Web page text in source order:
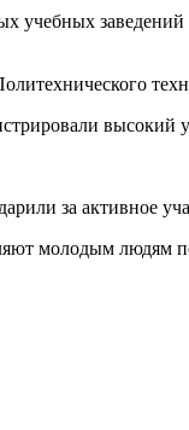
учебных
высокий
за активное
молодым людям